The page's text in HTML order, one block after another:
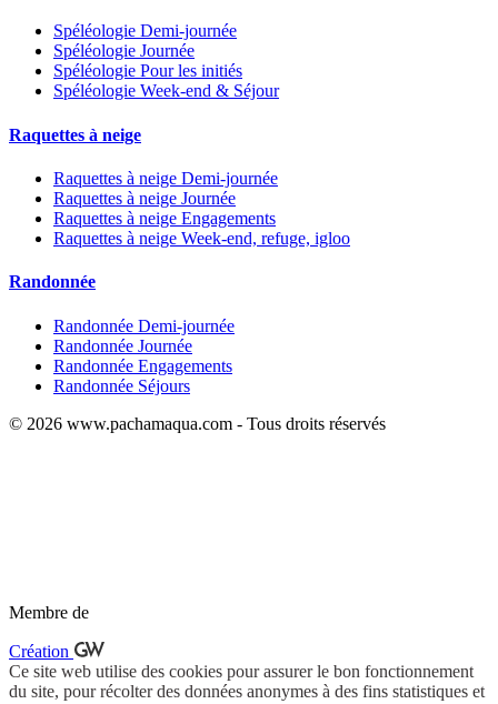
Spéléologie Demi-journée
Spéléologie Journée
Spéléologie Pour les initiés
Spéléologie Week-end & Séjour
Raquettes à neige
Raquettes à neige Demi-journée
Raquettes à neige Journée
Raquettes à neige Engagements
Raquettes à neige Week-end, refuge, igloo
Randonnée
Randonnée Demi-journée
Randonnée Journée
Randonnée Engagements
Randonnée Séjours
© 2026 www.pachamaqua.com - Tous droits réservés
Membre de
Création
Ce site web utilise des cookies pour assurer le bon fonctionnement
du site, pour récolter des données anonymes à des fins statistiques et